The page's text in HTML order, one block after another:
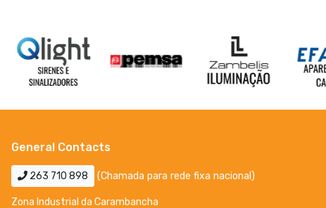
General Contacts
263 710 898 (Chamada para rede fixa nacional)
Zona Industrial da Carambancha